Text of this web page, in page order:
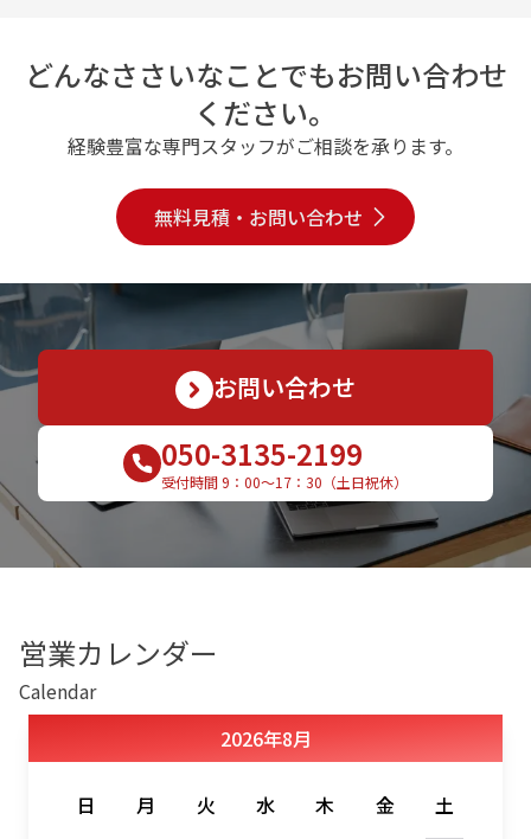
どんなささいなことでもお問い合わせ
ください。
経験豊富な専門スタッフがご相談を承ります。
無料見積・お問い合わせ
お問い合わせ
050-3135-2199
受付時間 9：00〜17：30（土日祝休）
営業カレンダー
Calendar
2026年8月
日 月 火 水 木 金
土